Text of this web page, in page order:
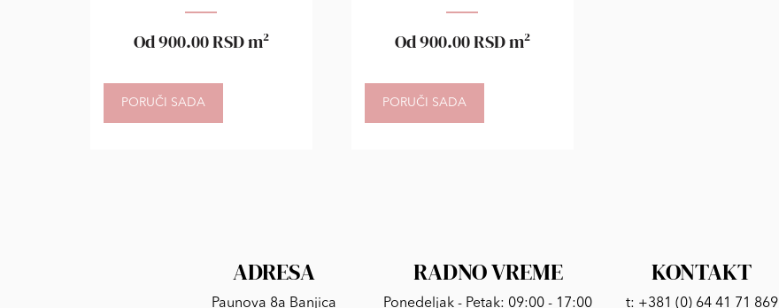
Od900.00RSDm²
PORUČI SADA
Od900.00RSDm²
PORUČI SADA
ADRESA
Paunova 8a Banjica
RADNO VREME
Ponedeljak - Petak: 09:00 - 17:00
KONTAKT
t: +381 (0) 64 41 71 869